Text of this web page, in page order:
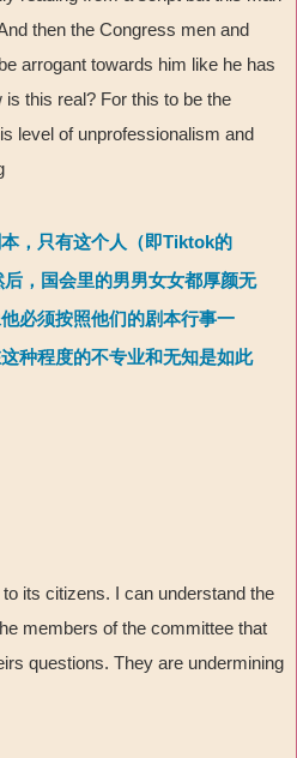
then the Congress men and
arrogant towards him like he has
this real? For this to be the
level of unprofessionalism and
，只有这个人（即Tiktok的
，国会里的男男女女都厚颜无
必须按照他们的剧本行事一
种程度的不专业和无知是如此
its citizens. I can understand the
members of the committee that
questions. They are undermining